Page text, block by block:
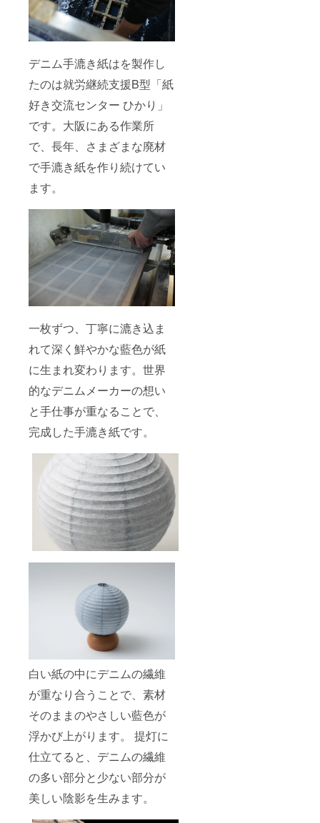
デニム手漉き紙はを製作し
たのは就労継続支援B型「紙
好き交流センター ひかり」
です。大阪にある作業所
で、長年、さまざまな廃材
で手漉き紙を作り続けてい
ます。
一枚ずつ、丁寧に漉き込ま
れて深く鮮やかな藍色が紙
に生まれ変わります。世界
的なデニムメーカーの想い
と手仕事が重なることで、
完成した手漉き紙です。
白い紙の中にデニムの繊維
が重なり合うことで、素材
そのままのやさしい藍色が
浮かび上がります。 提灯に
仕立てると、デニムの繊維
の多い部分と少ない部分が
美しい陰影を生みます。